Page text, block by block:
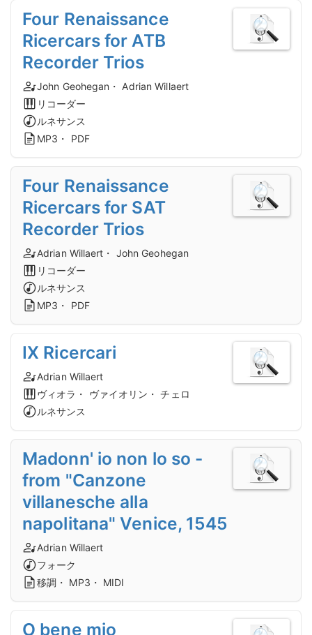
Four Renaissance
Ricercars for ATB
Recorder Trios
John Geohegan・ Adrian Willaert
リコーダー
ルネサンス
MP3・ PDF
Four Renaissance
Ricercars for SAT
Recorder Trios
Adrian Willaert・ John Geohegan
リコーダー
ルネサンス
MP3・ PDF
IX Ricercari
Adrian Willaert
ヴィオラ・ ヴァイオリン・ チェロ
ルネサンス
Madonn' io non lo so -
from "Canzone
villanesche alla
napolitana" Venice, 1545
Adrian Willaert
フォーク
移調・ MP3・ MIDI
O bene mio